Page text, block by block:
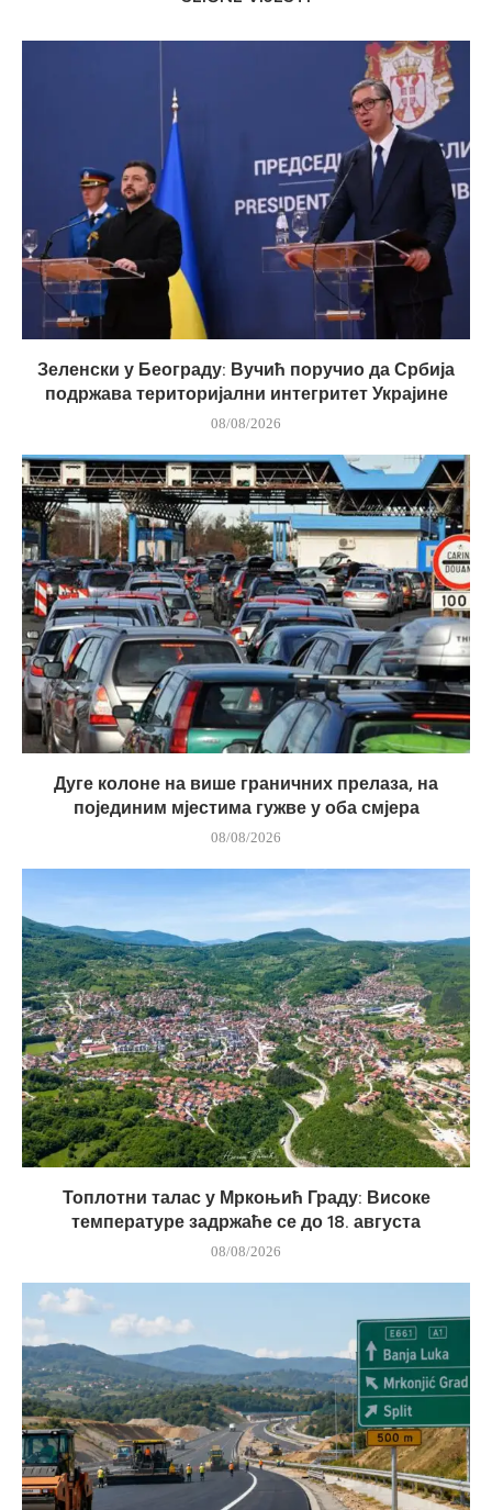
Зеленски у Београду: Вучић поручио да Србија
подржава територијални интегритет Украјине
08/08/2026
Дуге колоне на више граничних прелаза, на
појединим мјестима гужве у оба смјера
08/08/2026
Топлотни талас у Мркоњић Граду: Високе
температуре задржаће се до 18. августа
08/08/2026